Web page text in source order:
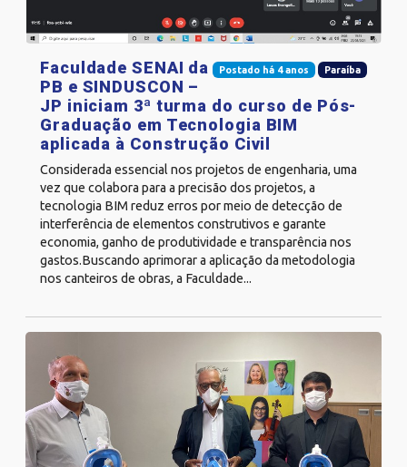
Postado há 4 anos Paraíba
Faculdade SENAI da
PB e SINDUSCON –
JP iniciam 3ª turma do curso de Pós-
Graduação em Tecnologia BIM
aplicada à Construção Civil
Considerada essencial nos projetos de engenharia, uma
vez que colabora para a precisão dos projetos, a
tecnologia BIM reduz erros por meio de detecção de
interferência de elementos construtivos e garante
economia, ganho de produtividade e transparência nos
gastos.Buscando aprimorar a aplicação da metodologia
nos canteiros de obras, a Faculdade...